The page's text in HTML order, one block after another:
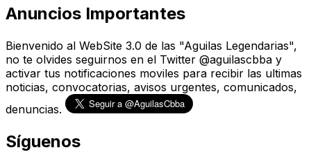
Anuncios Importantes
Bienvenido al WebSite 3.0 de las "Aguilas Legendarias",
no te olvides seguirnos en el Twitter @aguilascbba y
activar tus notificaciones moviles para recibir las ultimas
noticias, convocatorias, avisos urgentes, comunicados,
denuncias.
Síguenos